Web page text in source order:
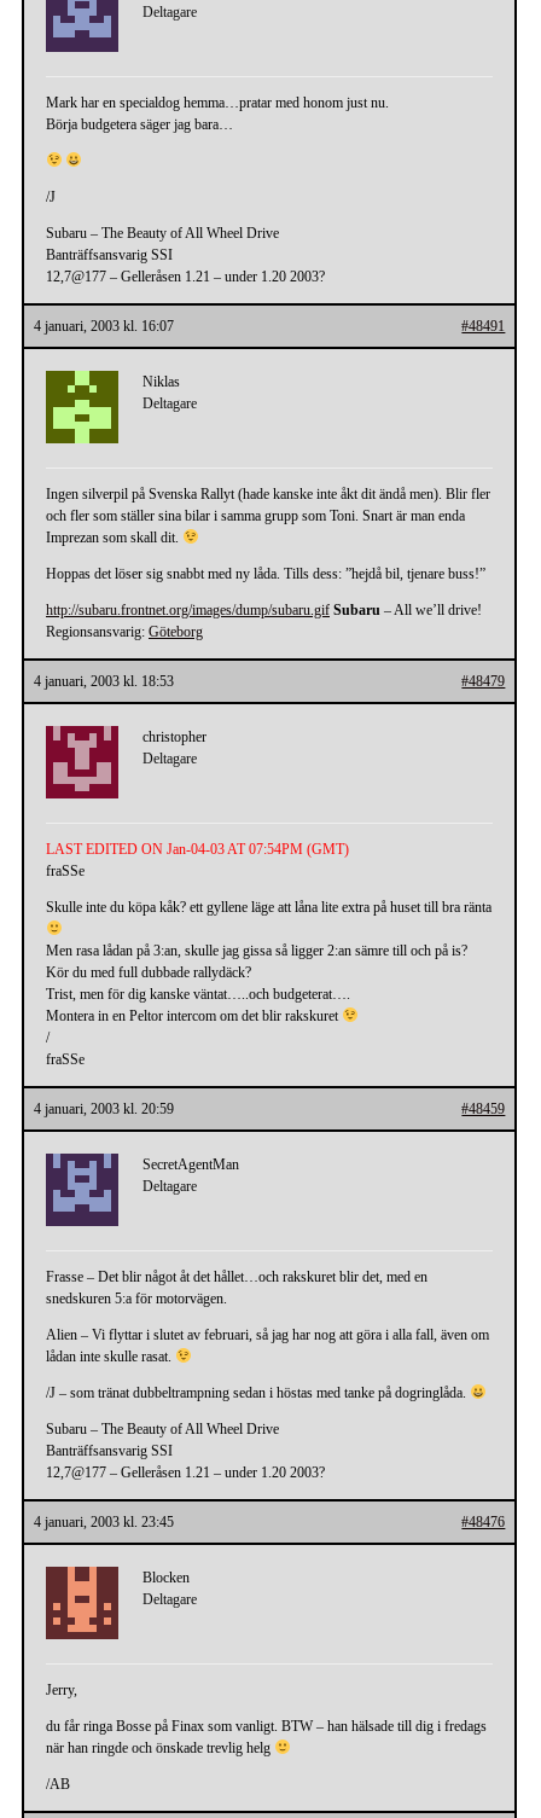
Deltagare
Mark har en specialdog hemma…pratar med honom just nu.
Börja budgetera säger jag bara…
/J
Subaru – The Beauty of All Wheel Drive
Banträffsansvarig SSI
12,7@177 – Gelleråsen 1.21 – under 1.20 2003?
4 januari, 2003 kl. 16:07 #48491
Niklas
Deltagare
Ingen silverpil på Svenska Rallyt (hade kanske inte åkt dit ändå men). Blir fler
och fler som ställer sina bilar i samma grupp som Toni. Snart är man enda
Imprezan som skall dit.
Hoppas det löser sig snabbt med ny låda. Tills dess: ”hejdå bil, tjenare buss!”
http://subaru.frontnet.org/images/dump/subaru.gif Subaru – All we’ll drive!
Regionsansvarig: Göteborg
4 januari, 2003 kl. 18:53 #48479
christopher
Deltagare
LAST EDITED ON Jan-04-03 AT 07:54PM (GMT)
fraSSe
Skulle inte du köpa kåk? ett gyllene läge att låna lite extra på huset till bra ränta
Men rasa lådan på 3:an, skulle jag gissa så ligger 2:an sämre till och på is?
Kör du med full dubbade rallydäck?
Trist, men för dig kanske väntat…..och budgeterat….
Montera in en Peltor intercom om det blir rakskuret
/
fraSSe
4 januari, 2003 kl. 20:59 #48459
SecretAgentMan
Deltagare
Frasse – Det blir något åt det hållet…och rakskuret blir det, med en
snedskuren 5:a för motorvägen.
Alien – Vi flyttar i slutet av februari, så jag har nog att göra i alla fall, även om
lådan inte skulle rasat.
/J – som tränat dubbeltrampning sedan i höstas med tanke på dogringlåda.
Subaru – The Beauty of All Wheel Drive
Banträffsansvarig SSI
12,7@177 – Gelleråsen 1.21 – under 1.20 2003?
4 januari, 2003 kl. 23:45 #48476
Blocken
Deltagare
Jerry,
du får ringa Bosse på Finax som vanligt. BTW – han hälsade till dig i fredags
när han ringde och önskade trevlig helg
/AB